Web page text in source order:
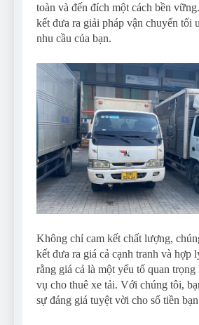
toàn và đến đích một cách bền
kết đưa ra giải pháp vận chuyển tối
nhu cầu của bạn.
Không chỉ cam kết chất lượng,
kết đưa ra giá cả cạnh tranh và hợp
rằng giá cả là một yếu tố quan
vụ cho thuê xe tải. Với chúng tôi,
sự đáng giá tuyệt vời cho số tiền